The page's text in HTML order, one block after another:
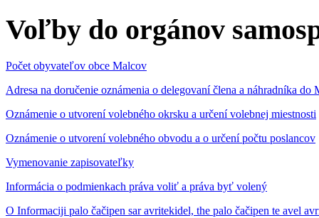
Voľby do orgánov
Počet obyvateľov obce Malcov
Adresa na doručenie oznámenia o delegovaní člena a náhradníka
Oznámenie o utvorení volebného okrsku a určení volebnej miestnosti
Oznámenie o utvorení volebného obvodu a o určení počtu poslancov
Vymenovanie zapisovateľky
Informácia o podmienkach práva voliť a práva byť volený
O Informaciji palo čačipen sar avritekidel, the palo čačipen te avel